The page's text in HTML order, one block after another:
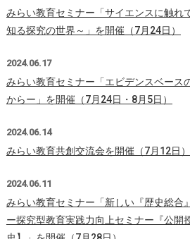
みらい教育セミナー「サイエンスに触れ
知る探究の世界～」を開催（7月24日）
2024.06.17
みらい教育セミナー「エビデンスベース
からー」を開催（7月24日・8月5日）
2024.06.14
みらい教育共創交流会を開催（7月12日）
2024.06.11
みらい教育セミナー「新しい『歴史総合
ー探究型教育実践力向上セミナー『公開